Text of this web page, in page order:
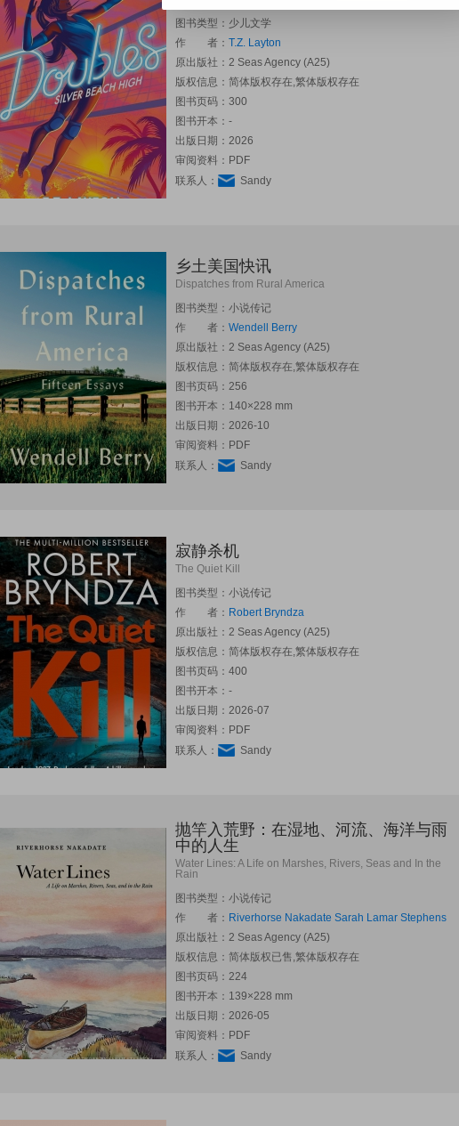
图书类型：少儿文学
作 者： T.Z. Layton
原出版社： 2 Seas Agency (A25)
版权信息：简体版权存在,繁体版权存在
图书页码：300
图书开本：-
出版日期：2026
审阅资料：PDF
联系人：
Sandy
乡土美国快讯
Dispatches from Rural America
图书类型：小说传记
作 者： Wendell Berry
原出版社： 2 Seas Agency (A25)
版权信息：简体版权存在,繁体版权存在
图书页码：256
图书开本：140×228 mm
出版日期：2026-10
审阅资料：PDF
联系人：
Sandy
寂静杀机
The Quiet Kill
图书类型：小说传记
作 者： Robert Bryndza
原出版社： 2 Seas Agency (A25)
版权信息：简体版权存在,繁体版权存在
图书页码：400
图书开本：-
出版日期：2026-07
审阅资料：PDF
联系人：
Sandy
抛竿入荒野：在湿地、河流、海洋与雨
中的人生
Water Lines: A Life on Marshes, Rivers, Seas and In the
Rain
图书类型：小说传记
作 者： Riverhorse Nakadate Sarah Lamar Stephens
原出版社： 2 Seas Agency (A25)
版权信息：简体版权已售,繁体版权存在
图书页码：224
图书开本：139×228 mm
出版日期：2026-05
审阅资料：PDF
联系人：
Sandy